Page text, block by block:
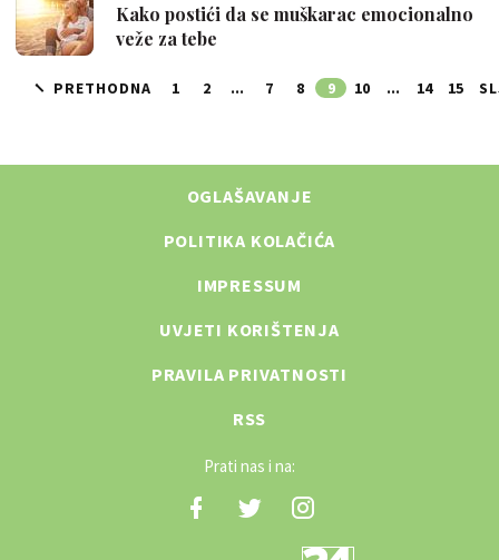
Kako postići da se muškarac emocionalno
veže za tebe
PRETHODNA 1 2 ... 7 8 9 10 ... 14 15
OGLAŠAVANJE
POLITIKA KOLAČIĆA
IMPRESSUM
UVJETI KORIŠTENJA
PRAVILA PRIVATNOSTI
RSS
Prati nas i na: